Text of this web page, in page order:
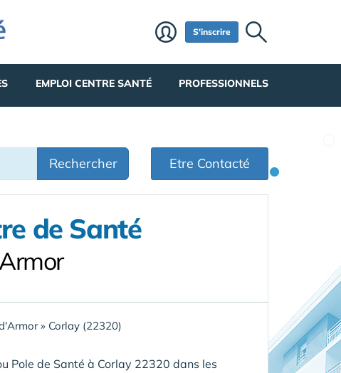
S'inscrire
EMPLOI CENTRE SANTÉ PROFESSIONNELS
Rechercher Etre Contacté
de Santé
» Corlay (22320)
Pole de Santé à Corlay 22320 dans les